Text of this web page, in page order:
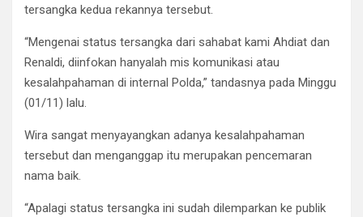
tersangka kedua rekannya tersebut.
“Mengenai status tersangka dari sahabat kami Ahdiat dan
Renaldi, diinfokan hanyalah mis komunikasi atau
kesalahpahaman di internal Polda,” tandasnya pada Minggu
(01/11) lalu.
Wira sangat menyayangkan adanya kesalahpahaman
tersebut dan menganggap itu merupakan pencemaran
nama baik.
“Apalagi status tersangka ini sudah dilemparkan ke publik